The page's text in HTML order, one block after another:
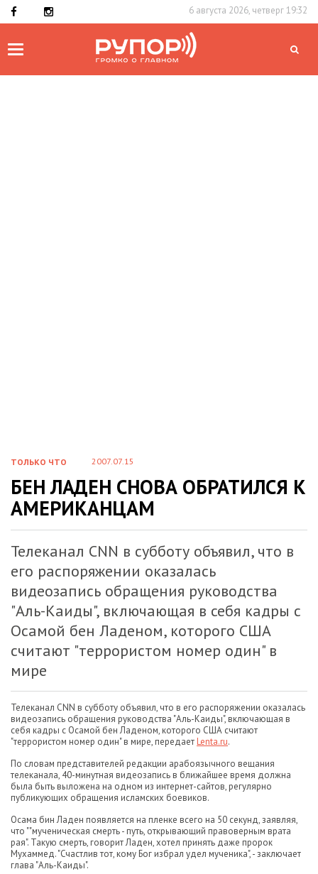
6 августа 2026, четверг 19:32
Toggle
ТОЛЬКО ЧТО 2007.07.15
БЕН ЛАДЕН СНОВА ОБРАТИЛСЯ К
АМЕРИКАНЦАМ
Телеканал CNN в субботу объявил, что в
его распоряжении оказалась
видеозапись обращения руководства
"Аль-Каиды", включающая в себя кадры с
Осамой бен Ладеном, которого США
считают "террористом номер один" в
мире
Телеканал CNN в субботу объявил, что в его распоряжении оказалась
видеозапись обращения руководства "Аль-Каиды", включающая в
себя кадры с Осамой бен Ладеном, которого США считают
"террористом номер один" в мире, передаетLenta.ru.
По словам представителей редакции арабоязычного вещания
телеканала, 40-минутная видеозапись в ближайшее время должна
была быть выложена на одном из интернет-сайтов, регулярно
публикующих обращения исламских боевиков.
Осама бин Ладен появляется на пленке всего на 50 секунд, заявляя,
что ""мученическая смерть - путь, открывающий правоверным врата
рая". Такую смерть, говорит Ладен, хотел принять даже пророк
Мухаммед. "Счастлив тот, кому Бог избрал удел мученика", - заключает
глава "Аль-Каиды".